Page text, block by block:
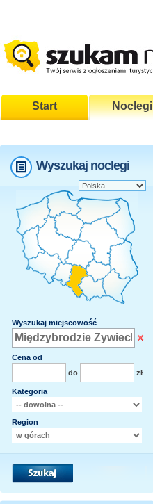
Start Noclegi
Wyszukaj noclegi
Wyszukaj miejscowość
Cena od
do
zł
Kategoria
Region